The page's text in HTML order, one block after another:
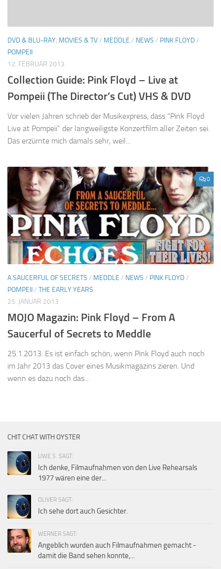
DVD & BLU-RAY: MOVIES & TV/ MEDDLE / NEWS / PINK FLOYD/
POMPEII
12. FEBRUAR 2013
Collection Guide: Pink Floyd – Live at
Pompeii (The Director’s Cut) VHS & DVD
Vor vielen Jahren schrieb der Musikexpress, dass “Pink Floyd
Live at Pompeii” der langweiligste Konzertfilm aller Zeiten sei.
Das erzürnte mich damals sehr, weil...
0
A SAUCERFUL OF SECRETS / MEDDLE / NEWS / PINK FLOYD/
POMPEII/ THE EARLY YEARS
25. JANUAR 2013
MOJO Magazin: Pink Floyd – From A
Saucerful of Secrets to Meddle
25.1.2013: Es ist einfach schön, wenn Pink Floyd auch noch
im Jahr 2013 das Cover eines Musikmagazins zieren. Und
wenn es dazu noch das...
CHIT CHAT WITH OYSTER
UWE S. SAGT:
Ich denke, Filmaufnahmen von den Live Rehearsals
1977 wären eine der...
OLIVER SAGT:
Ich sehe dort auch Gesichter.
WERNER SAGT:
Angeblich wurden auch Filmaufnahmen gemacht -
damit die Band sehen konnte,...